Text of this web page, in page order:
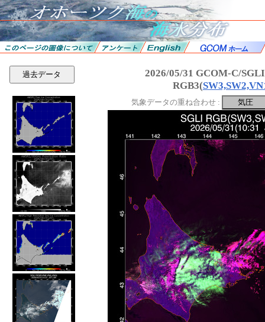
過去データ
2026/05/31 GCOM-C/
RGB3(
気象データの重ね合わせ :